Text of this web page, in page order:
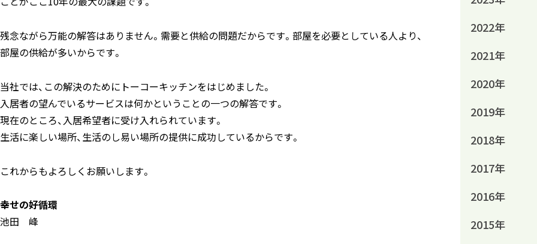
残念ながら万能の解答はありません。需要と供給の問題だからです。部屋を必要としている人より、
部屋の供給が多いからです。
当社では、この解決のためにトーコーキッチンをはじめました。
入居者の望んでいるサービスは何かということの一つの解答です。
現在のところ、入居希望者に受け入れられています。
生活に楽しい場所、生活のし易い場所の提供に成功しているからです。
これからもよろしくお願いします。
幸せの好循環
池田 峰
2022年
2021年
2020年
2019年
2018年
2017年
2016年
2015年